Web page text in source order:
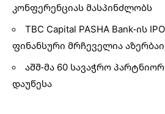
კონფერენციას მასპინძლობს
TBC Capital PASHA Bank-ის
ფინანსური მრჩეველია
აშშ-მა 60 სავაჭრო
დაუწესა